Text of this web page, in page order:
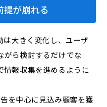
提が崩れる
大きく変化し、ユーザ
がら検討するだけでな
情報収集を進めるように
を中心に見込み顧客を獲